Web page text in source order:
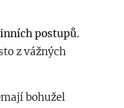
postupů.
z vážných
bohužel